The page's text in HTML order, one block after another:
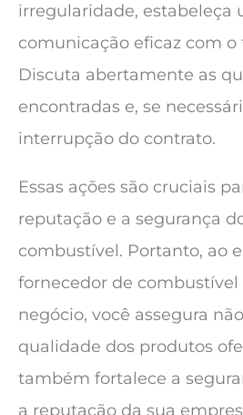
irregularidade, estabeleça
comunicação eficaz com o
Discuta abertamente as
encontradas e, se
interrupção do contrato.
Essas ações são cruciais
reputação e a segurança
combustível. Portanto, ao
fornecedor de combustível
negócio, você assegura
qualidade dos produtos
também fortalece a
a reputação da sua